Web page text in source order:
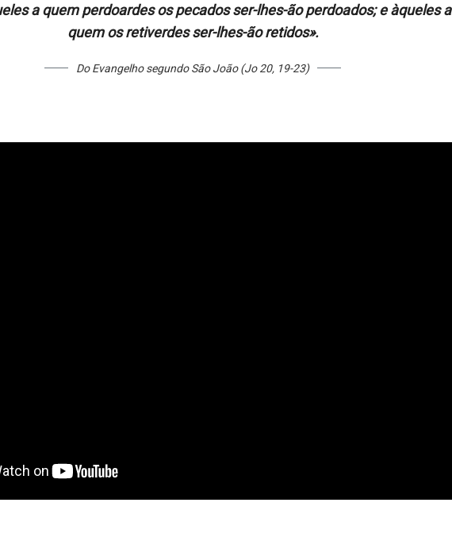
a quem perdoardes os pecados ser-lhes-ão perdoados; e àqueles a
quem os retiverdes ser-lhes-ão retidos».
Do Evangelho segundo São João (Jo 20, 19-23)